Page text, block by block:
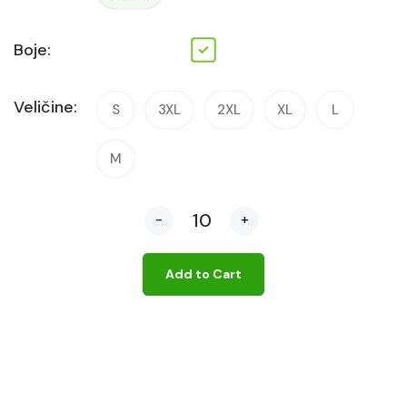
Boje:
Veličine: S 3XL 2XL XL L
M
- +
Add to Cart